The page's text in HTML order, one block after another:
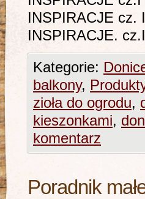
INSPIRACJE cz.
INSPIRACJE.
Kategorie:
balkony,
zioła do ogrodu,
kieszonkami,
komentarz
Poradnik